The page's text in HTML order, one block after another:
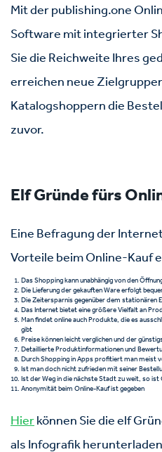
Mit der publishing.one
Software mit integrierter
Sie die Reichweite Ihres
erreichen neue
Katalogshoppern die
zuvor.
Elf Gründe fürs
Eine Befragung der
Vorteile beim Online-Kauf
Das Shopping kann unabhängig von den
Die Lieferung der gekauften Ware erfolgt
Die Zeitersparnis gegenüber dem stationären
Das Internet bietet eine größere Vielfalt an
Man findet online auch Produkte, die es
gibt
Preise können leicht verglichen und der
Detaillierte Produktinformationen und
Durch Shopping in Apps profitiert man meist
Ist man doch nicht zufrieden mit seiner
Ist der Weg in die nächste Stadt zu weit, so
Anonymität beim Online-Kauf ist gegeben
Hierkönnen Sie die elf
als Infografik